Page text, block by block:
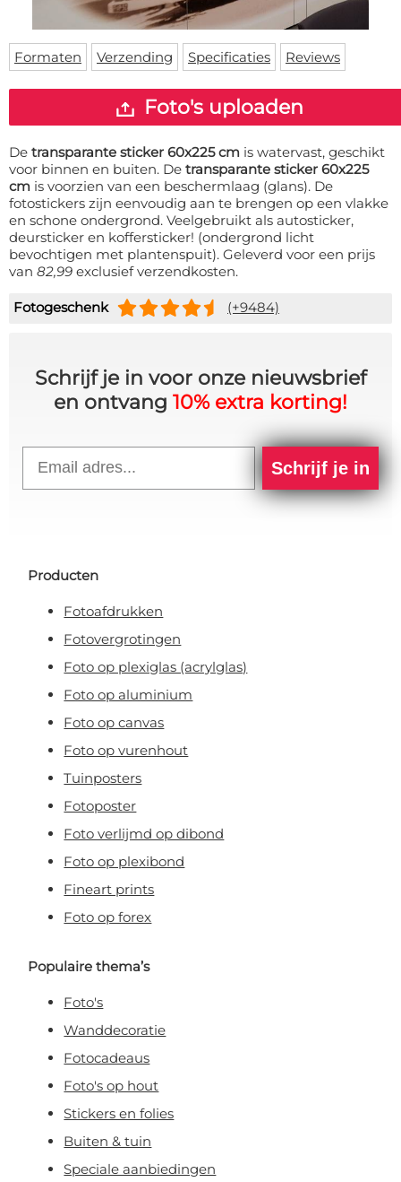
Vloermat
Skateboard deck
Levertijden
Inloggen
WhatsApp
Formaten Verzending Specificaties Reviews
Foto's uploaden
De transparante sticker 60x225 cm is watervast, geschikt
voor binnen en buiten. De transparante sticker 60x225
cm is voorzien van een beschermlaag (glans). De
fotostickers zijn eenvoudig aan te brengen op een vlakke
en schone ondergrond. Veelgebruikt als autosticker,
deursticker en koffersticker! (ondergrond licht
bevochtigen met plantenspuit). Geleverd voor een prijs
van 82,99 exclusief verzendkosten.
Fotogeschenk (+9484)
Schrijf je in voor onze nieuwsbrief
en ontvang 10% extra korting!
Schrijf je in
Producten
Fotoafdrukken
Fotovergrotingen
Foto op plexiglas (acrylglas)
Foto op aluminium
Foto op canvas
Foto op vurenhout
Tuinposters
Fotoposter
Foto verlijmd op dibond
Foto op plexibond
Fineart prints
Foto op forex
Populaire thema’s
Foto's
Wanddecoratie
Fotocadeaus
Foto's op hout
Stickers en folies
Buiten & tuin
Speciale aanbiedingen